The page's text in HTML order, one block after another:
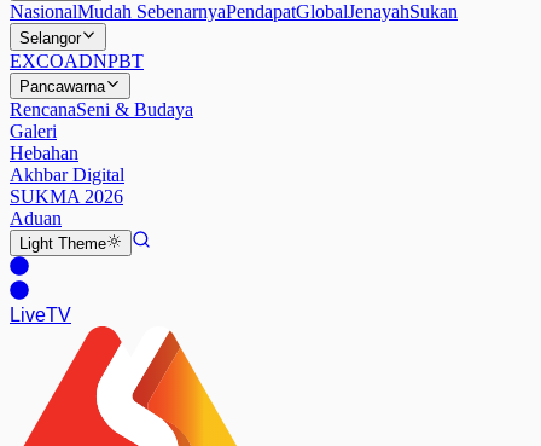
NasionalMudah SebenarnyaPendapatGlobalJenayahSukan
Selangor
EXCOADNPBT
Pancawarna
RencanaSeni & Budaya
Galeri
Hebahan
Akhbar Digital
SUKMA 2026
Aduan
Light Theme
LiveTV